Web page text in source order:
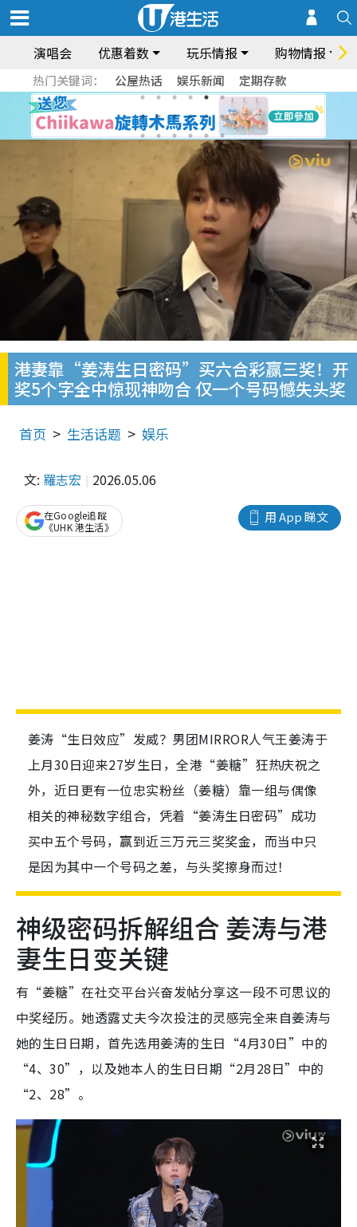
演唱会 优惠着数 玩乐情报 购物情报
热门关键词： 公屋热话 娱乐新闻 定期存款
港妻靠“姜涛生日密码”买六合彩赢三奖！开
奖5个字全中惊现神吻合 仅一个号码憾失头奖
首页 生活话题 娱乐
文: 羅志宏 2026.05.06
用 App 睇文
在Google追蹤
《UHK 港生活》
姜涛“生日效应”发威？男团MIRROR人气王姜涛于
上月30日迎来27岁生日，全港“姜糖”狂热庆祝之
外，近日更有一位忠实粉丝（姜糖）靠一组与偶像
相关的神秘数字组合，凭着“姜涛生日密码”成功
买中五个号码，赢到近三万元三奖奖金，而当中只
是因为其中一个号码之差，与头奖擦身而过！
神级密码拆解组合 姜涛与港
妻生日变关键
有“姜糖”在社交平台兴奋发帖分享这一段不可思议的
中奖经历。她透露丈夫今次投注的灵感完全来自姜涛与
她的生日日期，首先选用姜涛的生日“4月30日”中的
“4、30”，以及她本人的生日日期“2月28日”中的
“2、28”。